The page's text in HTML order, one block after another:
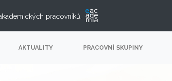
pracovníků.
AKTUALITY PRACOVNÍ SKUPINY